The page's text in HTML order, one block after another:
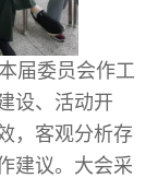
届委员会作工
设、活动开
，客观分析存
建议。大会采